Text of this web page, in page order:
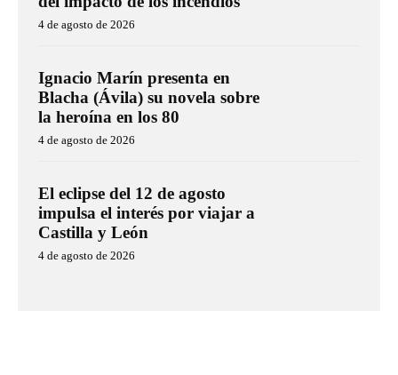
4 de agosto de 2026
Ignacio Marín presenta en
Blacha (Ávila) su novela sobre
la heroína en los 80
4 de agosto de 2026
El eclipse del 12 de agosto
impulsa el interés por viajar a
Castilla y León
4 de agosto de 2026